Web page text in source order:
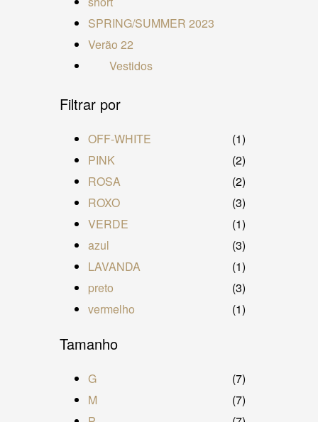
SPRING/SUMMER 2023
Verão 22
Vestidos
Filtrar por
OFF-WHITE
(1)
PINK
(2)
ROSA
(2)
ROXO
(3)
VERDE
(1)
azul
(3)
LAVANDA
(1)
preto
(3)
vermelho
(1)
Tamanho
G
(7)
M
(7)